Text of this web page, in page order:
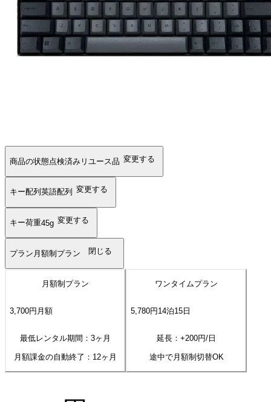
商品の状態点検済みリユース品 変更する
キー配列 英語配列 変更する
キー荷重45g 変更する
プラン 月額制プラン 閉じる
月額制プラン
3,700円 月額
最低レンタル期間：3ヶ月
月額課金の自動終了： 12ヶ月
ワンタイムプラン
5,780円 14泊15 日
延長：+200円/日
途中で月額制切替OK